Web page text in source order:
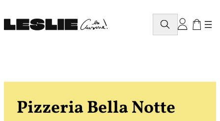
au
contenu
Rechercher
Pizzeria Bella Notte